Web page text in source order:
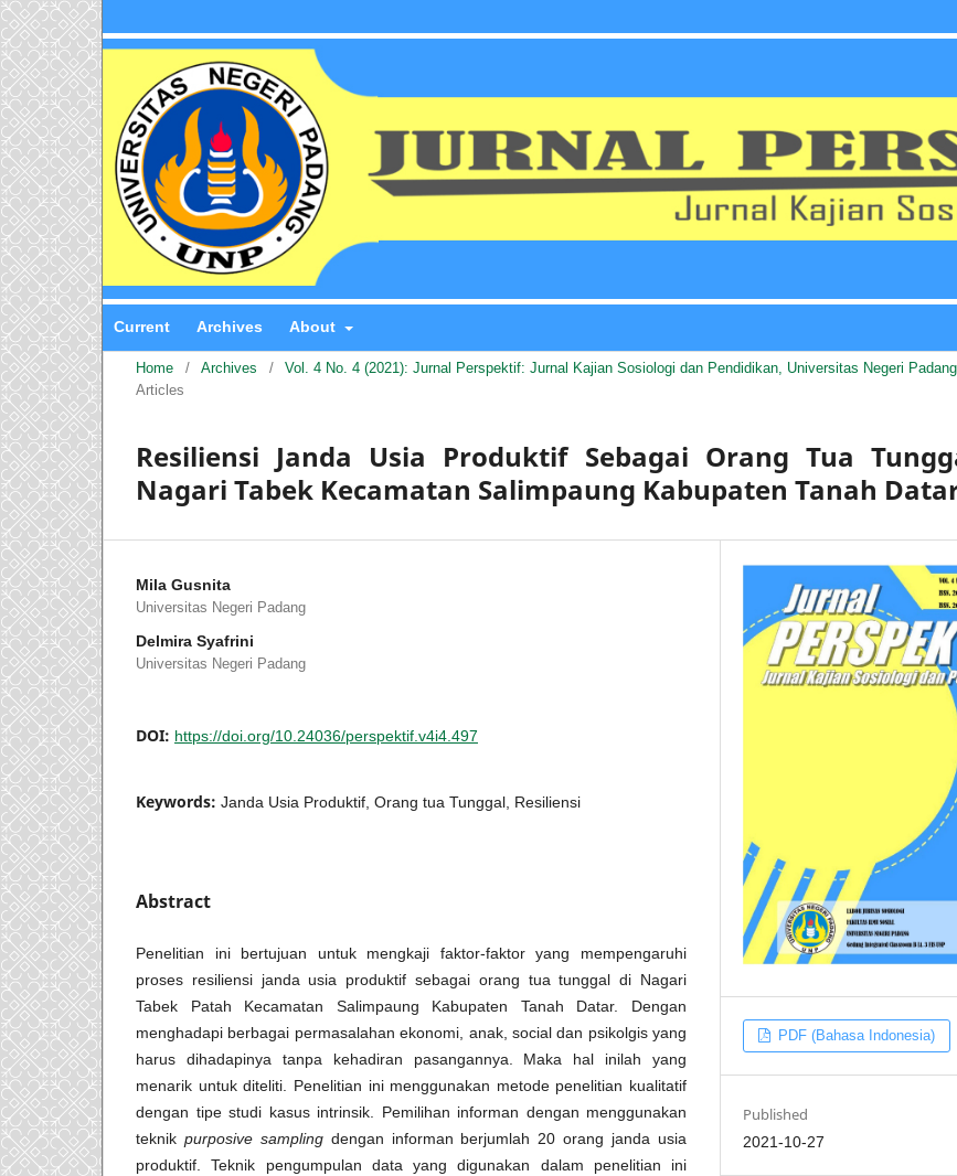
Current Archives About
Home / Archives / Vol. 4 No. 4 (2021): Jurnal Perspektif: Jurnal Kajian Sosiologi dan Pendidikan, Universitas Negeri Padang
Articles
Resiliensi Janda Usia Produktif Sebagai Orang Tua
Nagari Tabek Kecamatan Salimpaung Kabupaten Tanah
Mila Gusnita
Universitas Negeri Padang
Delmira Syafrini
Universitas Negeri Padang
DOI: https://doi.org/10.24036/perspektif.v4i4.497
Keywords: Janda Usia Produktif, Orang tua Tunggal, Resiliensi
Abstract
Penelitian ini bertujuan untuk mengkaji faktor-faktor yang mempengaruhi
proses resiliensi janda usia produktif sebagai orang tua tunggal di Nagari
Tabek Patah Kecamatan Salimpaung Kabupaten Tanah Datar. Dengan
menghadapi berbagai permasalahan ekonomi, anak, social dan psikolgis yang
harus dihadapinya tanpa kehadiran pasangannya. Maka hal inilah yang
menarik untuk diteliti. Penelitian ini menggunakan metode penelitian kualitatif
dengan tipe studi kasus intrinsik. Pemilihan informan dengan menggunakan
teknik purposive samplingdengan informan berjumlah 20 orang janda usia
produktif. Teknik pengumpulan data yang digunakan dalam penelitian ini
PDF (Bahasa Indonesia)
Published
2021-10-27